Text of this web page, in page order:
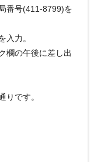
番号(411-8799)を
入力。
欄の午後に差し出
りです。